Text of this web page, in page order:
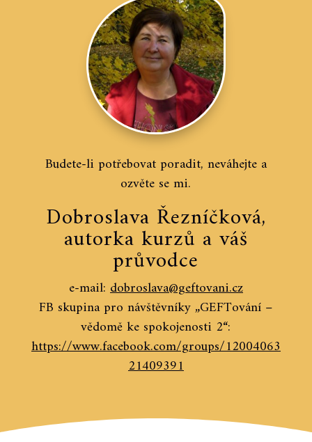
Budete-li potřebovat poradit, neváhejte a
ozvěte se mi.
Dobroslava Řezníčková,
autorka kurzů a váš
průvodce
e-mail: dobroslava@geftovani.cz
FB skupina pro návštěvníky „GEFTování –
vědomě ke spokojenosti 2“:
https://www.facebook.com/groups/12004063
21409391